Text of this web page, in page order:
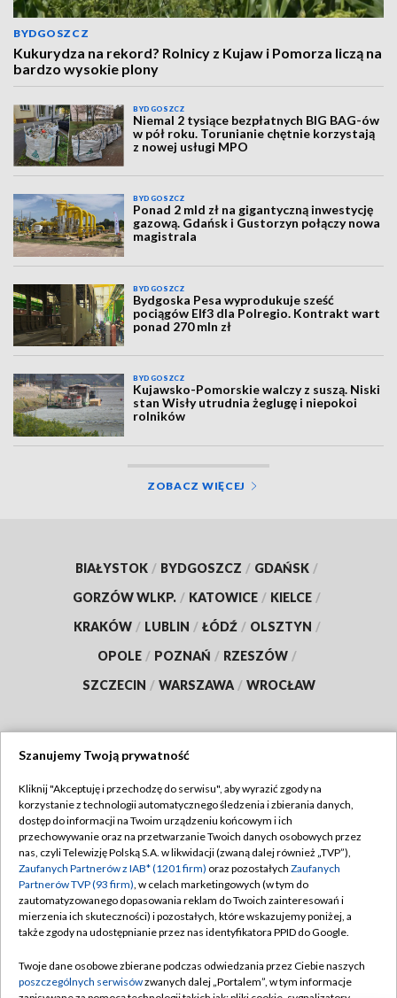
BYDGOSZCZ
Kukurydza na rekord? Rolnicy z Kujaw i Pomorza liczą na
bardzo wysokie plony
BYDGOSZCZ
Niemal 2 tysiące bezpłatnych BIG BAG-ów
w pół roku. Torunianie chętnie korzystają
z nowej usługi MPO
BYDGOSZCZ
Ponad 2 mld zł na gigantyczną inwestycję
gazową. Gdańsk i Gustorzyn połączy nowa
magistrala
BYDGOSZCZ
Bydgoska Pesa wyprodukuje sześć
pociągów Elf3 dla Polregio. Kontrakt wart
ponad 270 mln zł
BYDGOSZCZ
Kujawsko-Pomorskie walczy z suszą. Niski
stan Wisły utrudnia żeglugę i niepokoi
rolników
ZOBACZ WIĘCEJ
BIAŁYSTOK / BYDGOSZCZ / GDAŃSK /
GORZÓW WLKP. / KATOWICE / KIELCE /
KRAKÓW / LUBLIN / ŁÓDŹ / OLSZTYN /
OPOLE / POZNAŃ / RZESZÓW /
SZCZECIN / WARSZAWA / WROCŁAW
TVP
Abonament TVP
Emisja w TVP
Centrum informacji TVP
Naziemna Telewizja Cyfrowa
Rada Programowa
Regulamin TVP
Polityka prywatności
Moje zgody
Pomoc
Kontakt
Szanujemy Twoją prywatność
Kliknij "Akceptuję i przechodzę do serwisu", aby wyrazić zgody na
korzystanie z technologii automatycznego śledzenia i zbierania danych,
dostęp do informacji na Twoim urządzeniu końcowym i ich
przechowywanie oraz na przetwarzanie Twoich danych osobowych przez
nas, czyli Telewizję Polską S.A. w likwidacji (zwaną dalej również „TVP”),
Zaufanych Partnerów z IAB* (1201 firm) oraz pozostałych Zaufanych
Partnerów TVP (93 firm), w celach marketingowych (w tym do
zautomatyzowanego dopasowania reklam do Twoich zainteresowań i
mierzenia ich skuteczności) i pozostałych, które wskazujemy poniżej, a
także zgody na udostępnianie przez nas identyfikatora PPID do Google.
Twoje dane osobowe zbierane podczas odwiedzania przez Ciebie naszych
poszczególnych serwisówzwanych dalej „Portalem”, w tym informacje